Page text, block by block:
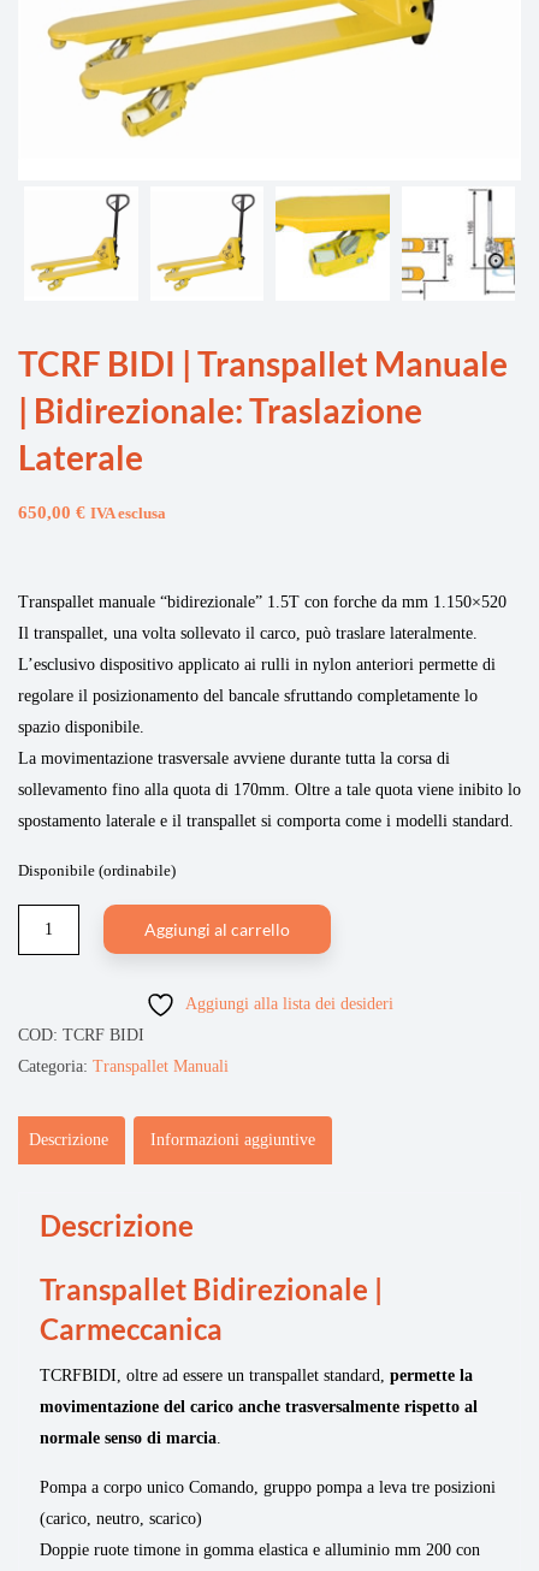
TCRF BIDI | Transpallet Manuale
| Bidirezionale: Traslazione
Laterale
650,00 € IVA esclusa
Transpallet manuale “bidirezionale” 1.5T con forche da mm 1.150×520
Il transpallet, una volta sollevato il carco, può traslare lateralmente.
L’esclusivo dispositivo applicato ai rulli in nylon anteriori permette di
regolare il posizionamento del bancale sfruttando completamente lo
spazio disponibile.
La movimentazione trasversale avviene durante tutta la corsa di
sollevamento fino alla quota di 170mm. Oltre a tale quota viene inibito lo
spostamento laterale e il transpallet si comporta come i modelli standard.
Disponibile (ordinabile)
Aggiungi al carrello
Aggiungi alla lista dei desideri
COD: TCRF BIDI
Categoria: Transpallet Manuali
Descrizione Informazioni aggiuntive
Descrizione
Transpallet Bidirezionale |
Carmeccanica
TCRFBIDI, oltre ad essere un transpallet standard, permette la
movimentazione del carico anche trasversalmente rispetto al
normale senso di marcia
Pompa a corpo unico Comando, gruppo pompa a leva tre posizioni
(carico, neutro, scarico)
Doppie ruote timone in gomma elastica e alluminio mm 200 con